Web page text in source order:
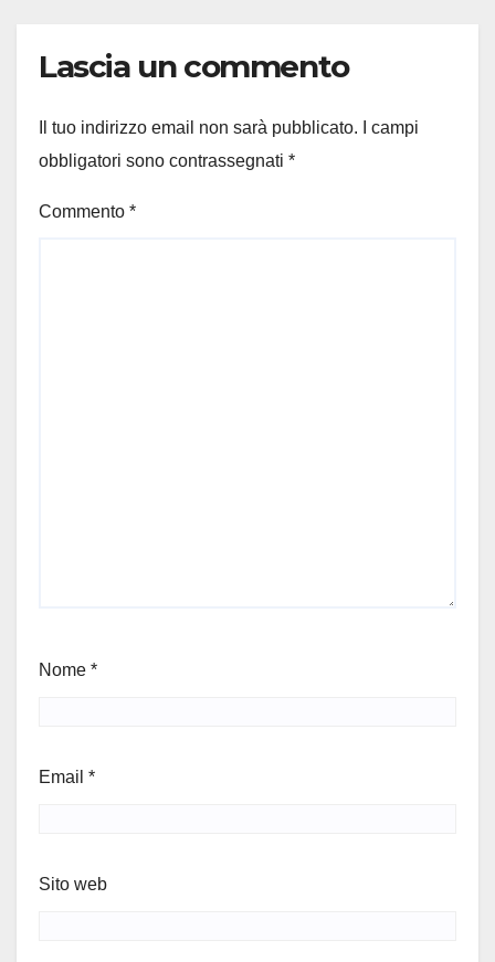
Lascia un commento
Il tuo indirizzo email non sarà pubblicato.
I campi
obbligatori sono contrassegnati *
Commento *
Nome *
Email *
Sito web